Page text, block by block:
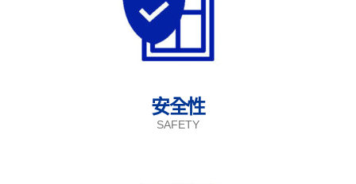
安全性
SAFETY